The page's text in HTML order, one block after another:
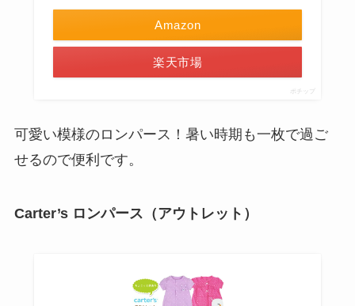
Amazon
楽天市場
ポチップ
可愛い模様のロンパース！暑い時期も一枚で過ご
せるので便利です。
Carter’s ロンパース（アウトレット）